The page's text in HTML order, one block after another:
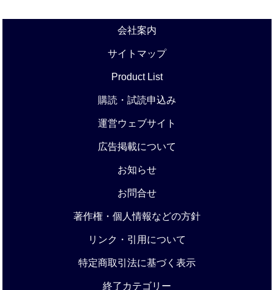
会社案内
サイトマップ
Product List
購読・試読申込み
運営ウェブサイト
広告掲載について
お知らせ
お問合せ
著作権・個人情報などの方針
リンク・引用について
特定商取引法に基づく表示
終了カテゴリー